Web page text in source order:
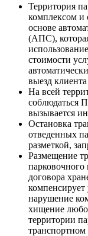
Территория
комплексом и
основе
(АПС),
стоимости
выезд
На всей
соблюдаться
вызывается
Остановка
отведенных
разметкой,
Размещение
парковочного
договора
нарушение
хищение
территории
транспортном